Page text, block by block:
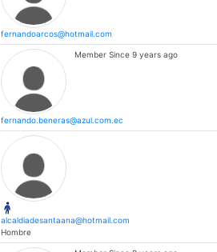
fernandoarcos@hotmail.com
fernando.beneras@azul.com.ec
Member Since 9 years ago
alcaldiadesantaana@hotmail.com
Hombre